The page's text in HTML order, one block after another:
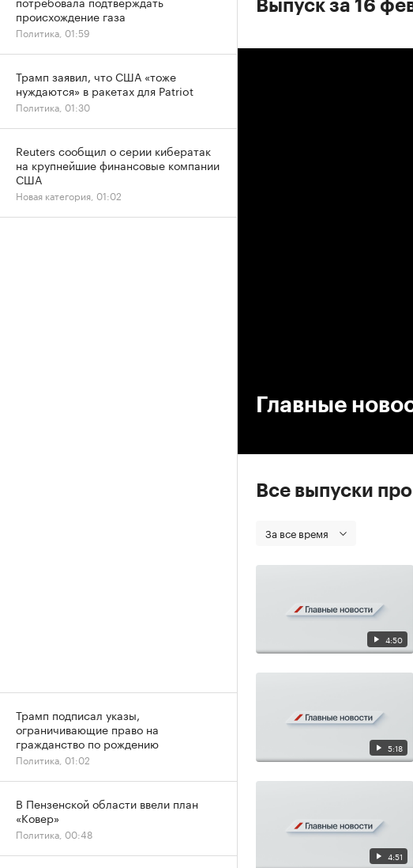
Выпуск за 16
Главные
Все выпуски
За все время
4:50
5:18
4:51
происхождение газа
Политика, 01:59
Трамп заявил, что США «тоже
нуждаются» в ракетах для Patriot
Политика, 01:30
Reuters сообщил о серии кибератак
на крупнейшие финансовые компании
США
Новая категория, 01:02
Трамп подписал указы,
ограничивающие право на
гражданство по рождению
Политика, 01:02
В Пензенской области ввели план
«Ковер»
Политика, 00:48